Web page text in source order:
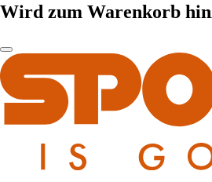
Wird zum Warenkorb